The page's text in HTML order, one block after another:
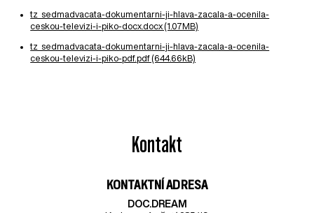
tz_sedmadvacata-dokumentarni-ji-hlava-zacala-a-ocenila-
ceskou-televizi-i-piko-docx.docx (1.07MB)
tz_sedmadvacata-dokumentarni-ji-hlava-zacala-a-ocenila-
ceskou-televizi-i-piko-pdf.pdf (644.66kB)
Kontakt
KONTAKTNÍ ADRESA
DOC.DREAM​